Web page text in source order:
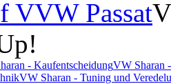
VVW Passat
- KaufentscheidungVW Sharan
VW Sharan - Tuning und